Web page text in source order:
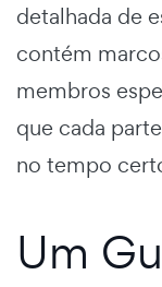
detalhada de
contém
membros
que cada
no tempo
Um